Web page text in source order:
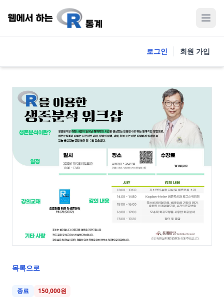
로그인 회원 가입
목록으로
종료 150,000원